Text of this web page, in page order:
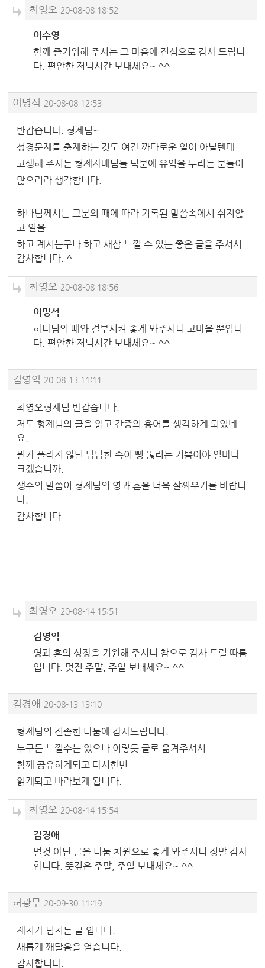
최영오 20-08-08 18:52
이수영
함께 즐거워해 주시는 그 마음에 진심으로 감사 드립니
다. 편안한 저녁시간 보내세요~ ^^
이명석 20-08-08 12:53
반갑습니다. 형제님~
성경문제를 출제하는 것도 여간 까다로운 일이 아닐텐데
고생해 주시는 형제자매님들 덕분에 유익을 누리는 분들이
많으리라 생각합니다.
하나님께서는 그분의 때에 따라 기록된 말씀속에서 쉬지않
고 일을
하고 계시는구나 하고 새삼 느낄 수 있는 좋은 글을 주셔서
감사합니다. ^
최영오 20-08-08 18:56
이명석
하나님의 때와 결부시켜 좋게 봐주시니 고마울 뿐입니
다. 편안한 저녁시간 보내세요~ ^^
김영익 20-08-13 11:11
최영오형제님 반갑습니다.
저도 형제님의 글을 읽고 간증의 용어를 생각하게 되었네
요.
뭔가 풀리지 않던 답답한 속이 뻥 뚫리는 기쁨이야 얼마나
크겠습니까.
생수의 말씀이 형제님의 영과 혼을 더욱 살찌우기를 바랍니
다.
감사합니다
최영오 20-08-14 15:51
김영익
영과 혼의 성장을 기원해 주시니 참으로 감사 드릴 따름
입니다. 멋진 주말, 주일 보내세요~ ^^
김경애 20-08-13 13:10
형제님의 진솔한 나눔에 감사드립니다.
누구든 느낄수는 있으나 이렇듯 글로 옮겨주셔서
함께 공유하게되고 다시한번
읽게되고 바라보게 됩니다.
최영오 20-08-14 15:54
김경애
별것 아닌 글을 나눔 차원으로 좋게 봐주시니 정말 감사
합니다. 뜻깊은 주말, 주일 보내세요~ ^^
허광무 20-09-30 11:19
재치가 넘치는 글 입니다.
새롭게 깨달음을 얻습니다.
감사합니다.